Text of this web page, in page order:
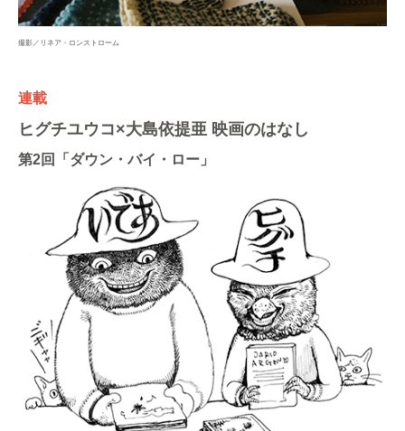
撮影／リネア・ロンストローム
連載
ヒグチユウコ×大島依提亜 映画のはなし
第2回「ダウン・バイ・ロー」